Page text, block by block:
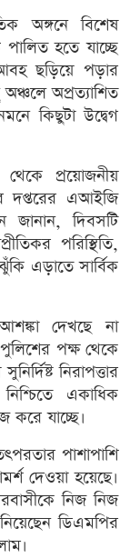
অঙ্গনে বিশেষ
হতে যাচ্ছে
ছড়িয়ে পড়ার
অপ্রত্যাশিত
কিছুটা উদ্বেগ
থেকে প্রয়োজনীয়
দপ্তরের এআইজি
জানান, দিবসটি
পরিস্থিতি,
এড়াতে সার্বিক
দেখছে না
পুলিশের পক্ষ থেকে
নিরাপত্তার
একাধিক
করে যাচ্ছে।
পাশাপাশি
দেওয়া হয়েছে।
নিজ নিজ
ডিএমপির